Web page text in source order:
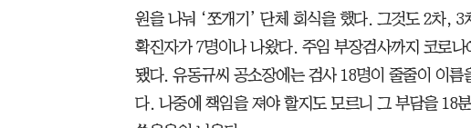
원을 나눠 ‘쪼개기’ 단체 회식을 했다. 그것도 2차,
확진자가 7명이나 나왔다. 주임 부장검사까지 코로나
됐다. 유동규씨 공소장에는 검사 18명이 줄줄이 이름
다. 나중에 책임을 져야 할지도 모르니 그 부담을 18